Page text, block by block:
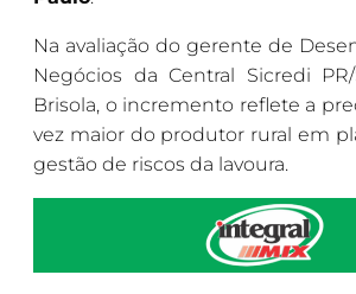
Na avaliação do gerente de
Negócios da Central Sicredi PR/
Brisola, o incremento reflete a
vez maior do produtor rural em
gestão de riscos da lavoura.